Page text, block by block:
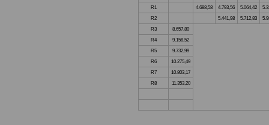
R1 4.688,58 4.793,56 5.064,42
R2
5.441,98 5.712,83
R3
8.657,80
R4
9.158,52
R5
9.732,99
R6
10.275,49
R7
10.803,17
R8
11.353,20